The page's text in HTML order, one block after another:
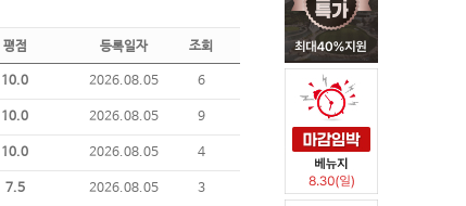
평점 등록일자 조회
10.0 2026.08.05 6
10.0 2026.08.05 9
10.0 2026.08.05 4
7.5 2026.08.05 3